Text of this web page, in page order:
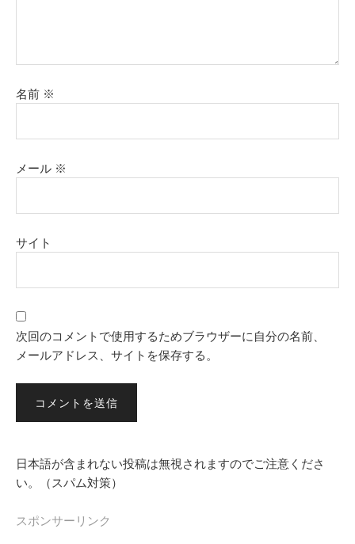
名前 ※
メール ※
サイト
次回のコメントで使用するためブラウザーに自分の名前、
メールアドレス、サイトを保存する。
日本語が含まれない投稿は無視されますのでご注意くださ
い。（スパム対策）
スポンサーリンク